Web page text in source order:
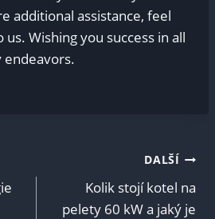
additional assistance, feel
Wishing you success in all
DALŠÍ
Kolik stojí kotel na
pelety 60 kW a jaký je